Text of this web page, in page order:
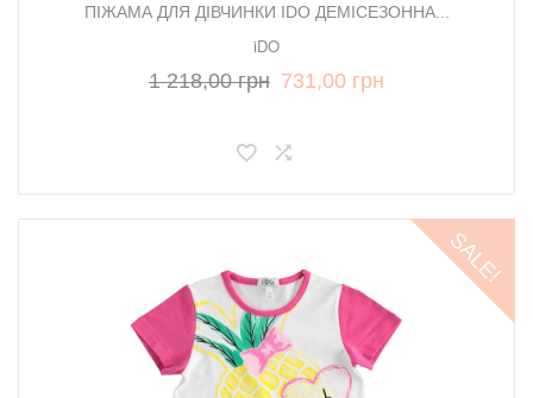
ПІЖАМА ДЛЯ ДІВЧИНКИ IDO ДЕМІСЕЗОННА...
iDO
1 218,00 грн 731,00 грн
SALE!